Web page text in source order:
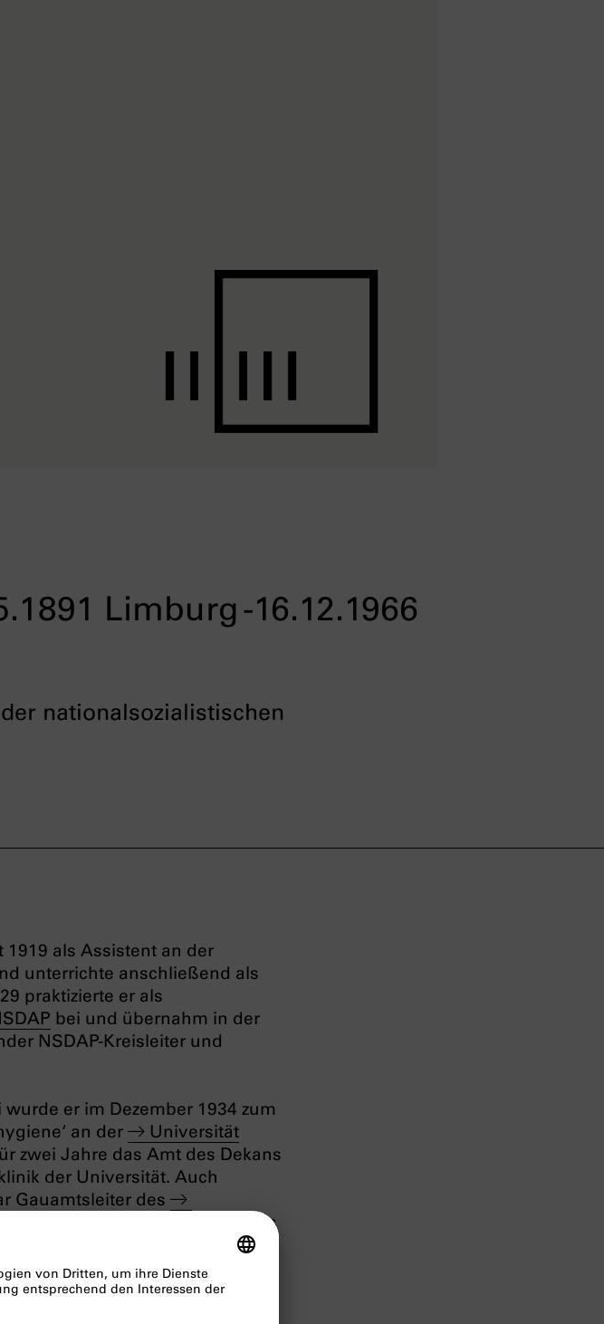
Limburg -16.12.1966
nationalsozialistischen
als Assistent an der
unterrichte anschließend als
praktizierte er als
bei und übernahm in der
NSDAP-Kreisleiter und
er im Dezember 1934 zum
an der
Universität
zwei Jahre das Amt des Dekans
der Universität. Auch
Gauamtsleiter des
bei der Reichsleitung des
Zeitschrift
er als
allem zur Erblehre und zur
auch in mehreren
Zigeuner“, in dem er die